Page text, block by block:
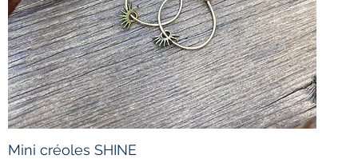
Mini créoles SHINE